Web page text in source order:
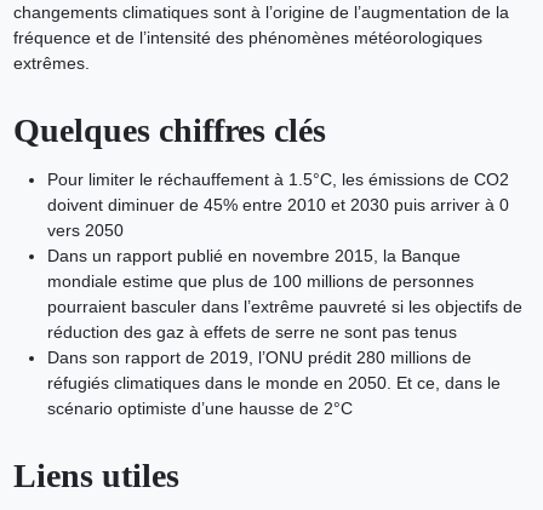
changements climatiques sont à l’origine de l’augmentation de la
fréquence et de l’intensité des phénomènes météorologiques
extrêmes.
Quelques chiffres clés
Pour limiter le réchauffement à 1.5°C, les émissions de CO2
doivent diminuer de 45% entre 2010 et 2030 puis arriver à 0
vers 2050
Dans un rapport publié en novembre 2015, la Banque
mondiale estime que plus de 100 millions de personnes
pourraient basculer dans l’extrême pauvreté si les objectifs de
réduction des gaz à effets de serre ne sont pas tenus
Dans son rapport de 2019, l’ONU prédit 280 millions de
réfugiés climatiques dans le monde en 2050. Et ce, dans le
scénario optimiste d’une hausse de 2°C
Liens utiles